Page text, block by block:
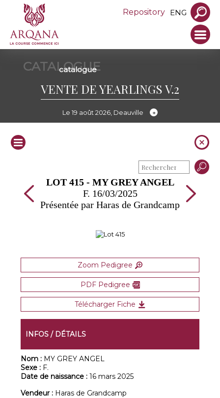
Repository ENG
CATALOGUE
catalogue
VENTE DE YEARLINGS V.2
Le 19 août 2026, Deauville
LOT 415 - MY GREY ANGEL
F. 16/03/2025
Présentée par Haras de Grandcamp
Zoom Pedigree
PDF Pedigree
Télécharger Fiche
INFOS / DÉTAILS
Nom : MY GREY ANGEL
Sexe : F.
Date de naissance :16 mars 2025
Vendeur : Haras de Grandcamp